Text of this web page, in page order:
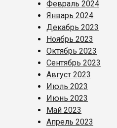
Февраль 2024
Январь 2024
Декабрь 2023
Ноябрь 2023
Октябрь 2023
Сентябрь 2023
Август 2023
Июль 2023
Июнь 2023
Май 2023
Апрель 2023